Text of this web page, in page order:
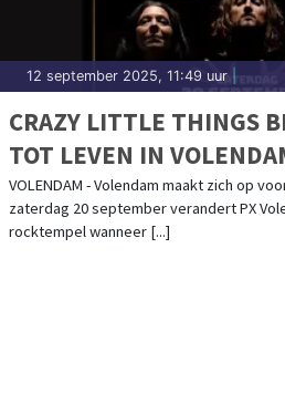
12 september 2025, 11:49 uur|
CRAZY LITTLE THINGS
TOT LEVEN IN
VOLENDAM - Volendam maakt zich op
zaterdag 20 september verandert PX
rocktempel wanneer [...]